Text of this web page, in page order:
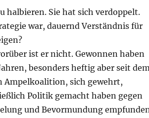
halbieren. Sie hat sich verdoppelt.
war, dauernd Verständnis für
ist er nicht. Gewonnen haben
besonders heftig aber seit
Ampelkoalition, sich gewehrt,
Politik gemacht haben gegen
und Bevormundung